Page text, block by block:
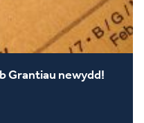
Grantiau newydd!